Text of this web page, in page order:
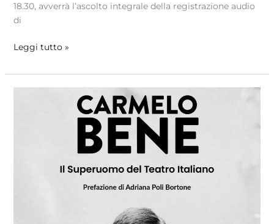
18.30, avverrà l’ascolto integrale della registrazione audio
di
Leggi tutto »